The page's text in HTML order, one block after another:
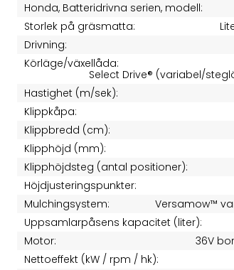
Honda, Batteridrivna serien, modell:
Storlek på gräsmatta:
Drivning:
Körläge/växellåda:
Select Drive® (variabel/
Hastighet (m/sek):
Klippkåpa:
Klippbredd (cm):
Klipphöjd (mm):
Klipphöjdsteg (antal positioner):
Höjdjusteringspunkter:
Mulchingsystem:
Versamow™
Uppsamlarpåsens kapacitet (liter):
Motor:
36V
Nettoeffekt (kW / rpm / hk):